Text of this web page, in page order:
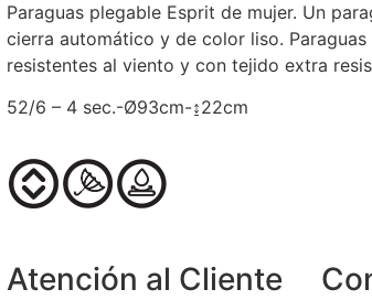
Paraguas plegable Esprit de mujer. Un
cierra automático y de color liso.
resistentes al viento y con tejido extra
52/6 – 4 sec.-Ø93cm-↨22cm
Atención al Cliente